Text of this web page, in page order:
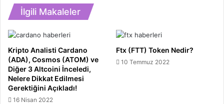
Hedefini
Açıkladı!
Sağlamak
İçin
İhtiyaç
Olduğunu
Anlattı!
İlgili Makaleler
Kripto Analisti Cardano
(ADA), Cosmos (ATOM) ve
Diğer 3 Altcoini İnceledi,
Nelere Dikkat Edilmesi
Gerektiğini Açıkladı!
16 Nisan 2022
Ftx (FTT) Token Nedir?
10 Temmuz 2022